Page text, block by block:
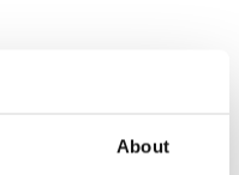
About